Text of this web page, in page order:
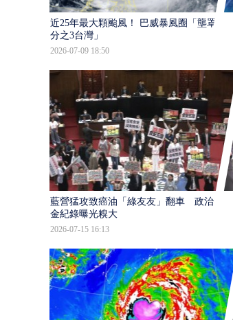
近25年最大顆颱風！ 巴威暴風圈「壟罩4
分之3台灣」
2026-07-09 18:50
藍營猛攻致癌油「綠友友」翻車 政治獻
金紀錄曝光糗大
2026-07-15 16:13